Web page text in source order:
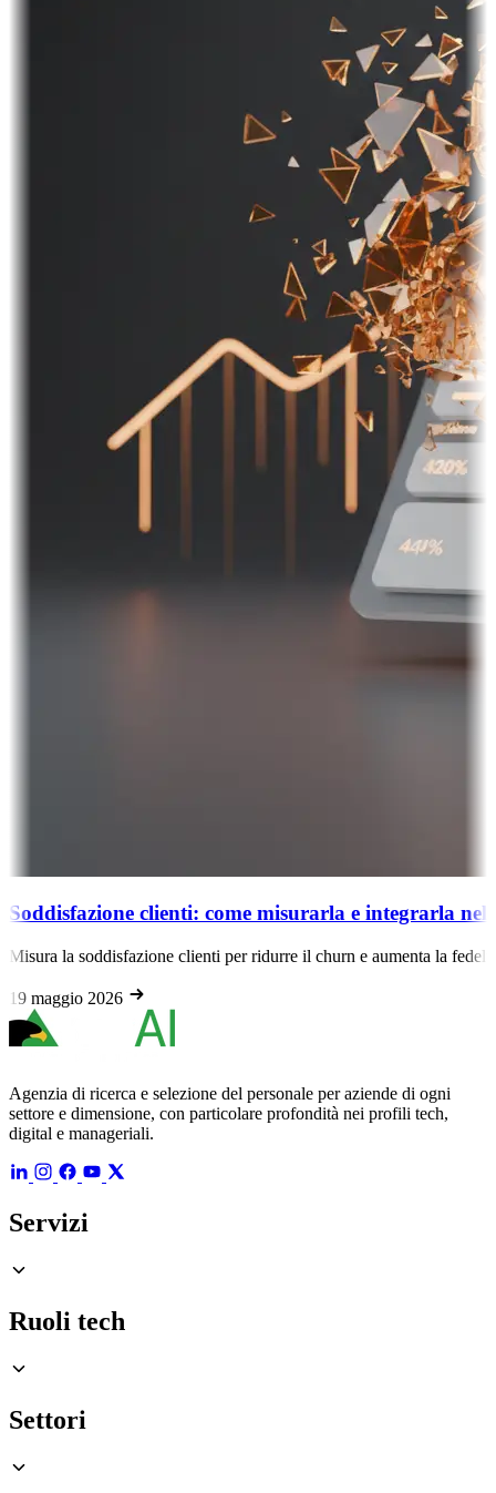
Soddisfazione clienti: come misurarla e integrarla
Misura la soddisfazione clienti per ridurre il churn e aumenta la
19 maggio 2026
Agenzia di ricerca e selezione del personale per aziende di ogni
settore e dimensione, con particolare profondità nei profili tech,
digital e manageriali.
Servizi
Ruoli tech
Settori